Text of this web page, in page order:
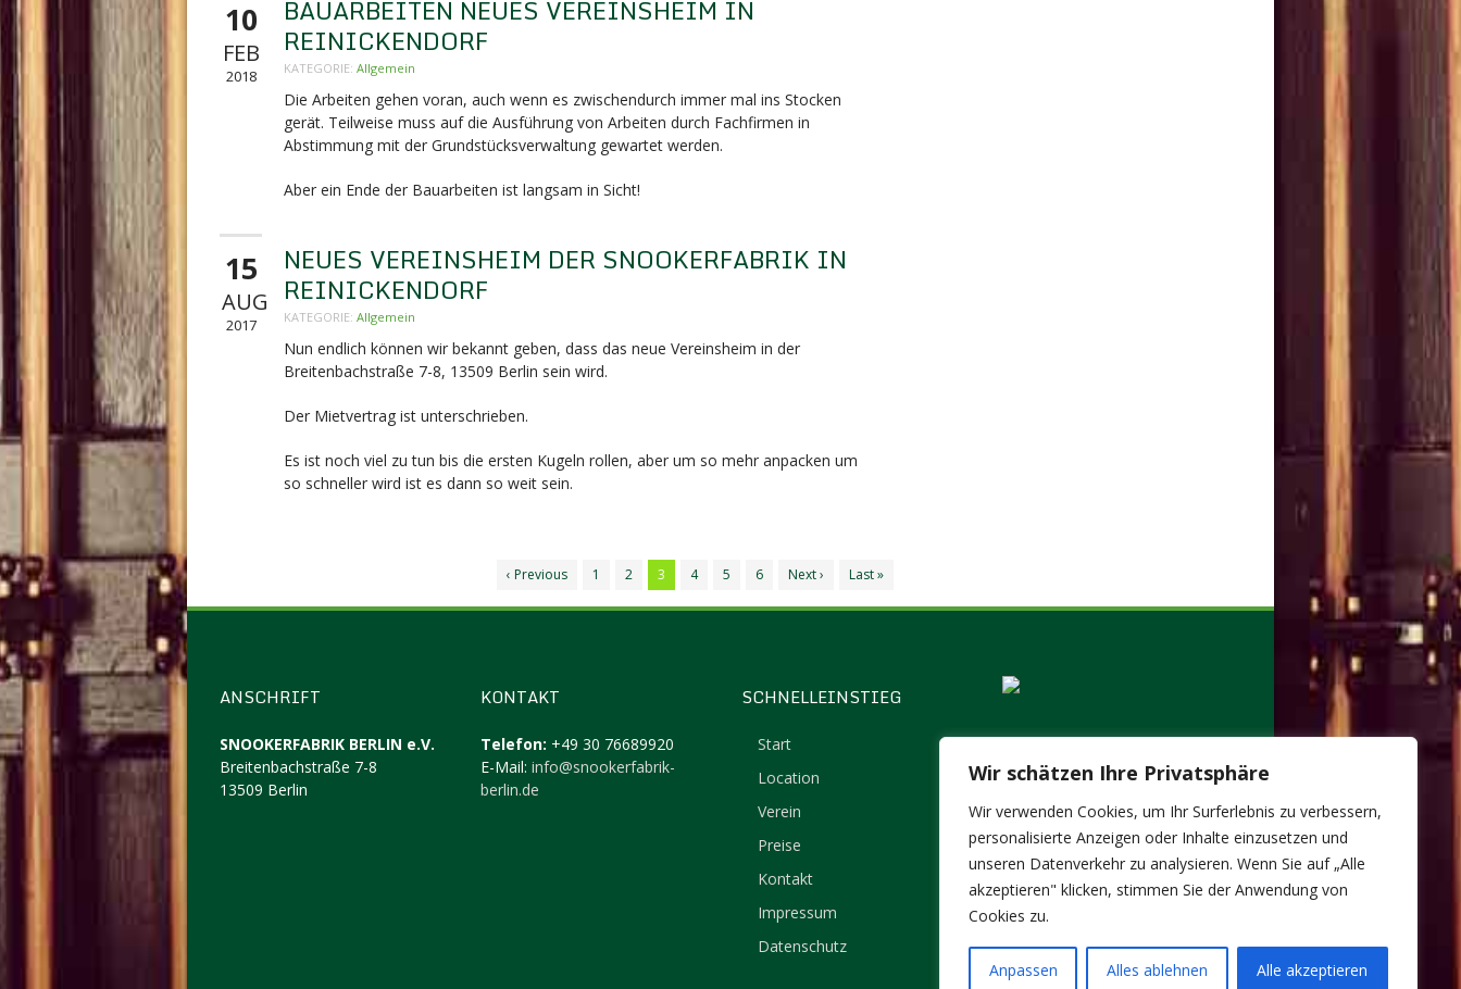
Wir schätzen Ihre Privatsphäre
Wir verwenden Cookies, um Ihr Surferlebnis zu verbessern,
personalisierte Anzeigen oder Inhalte einzusetzen und
unseren Datenverkehr zu analysieren. Wenn Sie auf „Alle
akzeptieren" klicken, stimmen Sie der Anwendung von
Cookies zu.
Anpassen Alles ablehnen Alle akzeptieren
10
FEB
2018
BAUARBEITEN NEUES VEREINSHEIM IN
REINICKENDORF
KATEGORIE: Allgemein
Die Arbeiten gehen voran, auch wenn es zwischendurch immer mal ins Stocken
gerät. Teilweise muss auf die Ausführung von Arbeiten durch Fachfirmen in
Abstimmung mit der Grundstücksverwaltung gewartet werden.
Aber ein Ende der Bauarbeiten ist langsam in Sicht!
15
AUG
2017
NEUES VEREINSHEIM DER SNOOKERFABRIK IN
REINICKENDORF
KATEGORIE: Allgemein
Nun endlich können wir bekannt geben, dass das neue Vereinsheim in der
Breitenbachstraße 7-8, 13509 Berlin sein wird.
Der Mietvertrag ist unterschrieben.
Es ist noch viel zu tun bis die ersten Kugeln rollen, aber um so mehr anpacken um
so schneller wird ist es dann so weit sein.
‹ Previous 1 2 3 4 5 6 Next › Last »
ANSCHRIFT
SNOOKERFABRIK BERLIN e.V.
Breitenbachstraße 7-8
13509 Berlin
KONTAKT
Telefon: +49 30 76689920
E-Mail: info@snookerfabrik-
berlin.de
SCHNELLEINSTIEG
Start
Location
Verein
Preise
Kontakt
Impressum
Datenschutz